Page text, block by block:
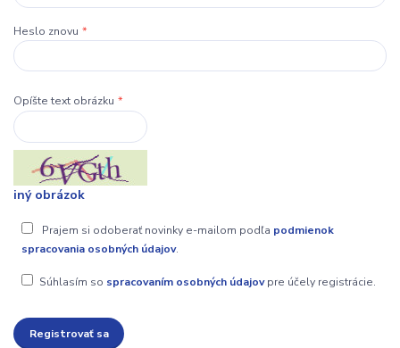
Heslo znovu *
Opíšte text obrázku *
iný obrázok
Prajem si odoberať novinky e-mailom podľa podmienok
spracovania osobných údajov.
Súhlasím so spracovaním osobných údajovpre účely registrácie.
Registrovať sa